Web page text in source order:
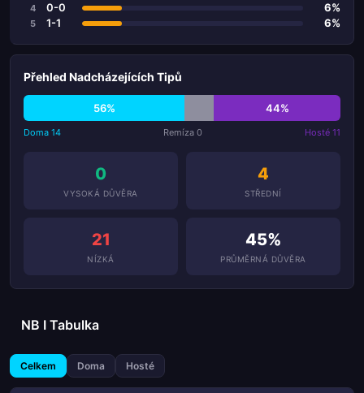
4 0-0 6%
5 1-1 6%
Přehled Nadcházejících Tipů
56% 44%
Doma 14 Remíza 0 Hosté 11
0
VYSOKÁ DŮVĚRA
4
STŘEDNÍ
21
NÍZKÁ
45%
PRŮMĚRNÁ DŮVĚRA
NB I Tabulka
Celkem Doma Hosté